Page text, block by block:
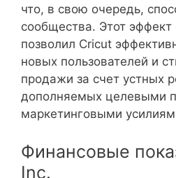
что, в свою очередь,
сообщества. Этот
позволил Cricut
новых пользователей и
продажи за счет устных
дополняемых целевыми
маркетинговыми
Финансовые
Inc.